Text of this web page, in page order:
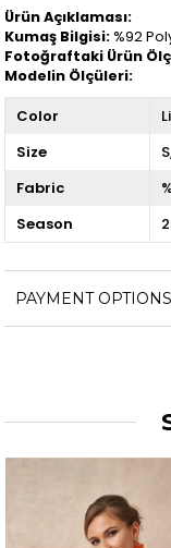
Ürün Açıklaması:
Kumaş Bilgisi:%92
Fotoğraftaki Ürün
Modelin Ölçüleri:
Color
Size
S
Fabric
Season
PAYMENT OPTIONS